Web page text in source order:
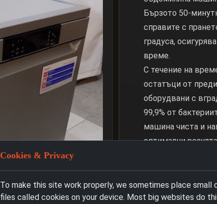
Бързото 50-
справите с
градуса,
време.
С течение на
остатъци от
оборудвани с
99,9% от
машина чиста и
оптимални
Характеристики
Инсталация и
Cookies & Privacy
To make this site work properly, we sometimes place small
files called cookies on your device. Most big websites do